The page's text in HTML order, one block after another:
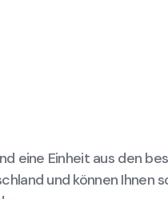
eine Einheit aus den
und können Ihnen